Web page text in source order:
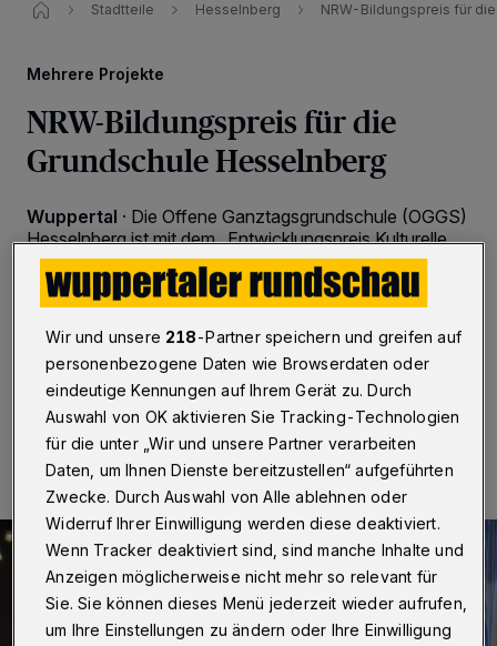
Stadtteile Hesselnberg NRW-Bildungspreis für
Mehrere Projekte
NRW-Bildungspreis für die
Grundschule Hesselnberg
Wuppertal · Die Offene Ganztagsgrundschule (OGGS)
Hesselnberg ist mit dem „Entwicklungspreis Kulturelle
Bildung NRW“ ausgezeichnet worden. Er ist mit 5.000
Euro dotiert und wurde am Dienstag (5. Mai 2026) in
Düsseldorf durch Schul- und Bildungsministerin
Dorothee Feller übergeben.
07.05.2026 , 12:45 Uhr 2 Minuten Lesezeit
Wir und unsere 218-Partner speichern und greifen auf
personenbezogene Daten wie Browserdaten oder
eindeutige Kennungen auf Ihrem Gerät zu. Durch
Auswahl von OK aktivieren Sie Tracking-Technologien
für die unter „Wir und unsere Partner verarbeiten
Daten, um Ihnen Dienste bereitzustellen“ aufgeführten
Zwecke. Durch Auswahl von Alle ablehnen oder
Widerruf Ihrer Einwilligung werden diese deaktiviert.
Wenn Tracker deaktiviert sind, sind manche Inhalte und
Anzeigen möglicherweise nicht mehr so relevant für
Sie. Sie können dieses Menü jederzeit wieder aufrufen,
um Ihre Einstellungen zu ändern oder Ihre Einwilligung